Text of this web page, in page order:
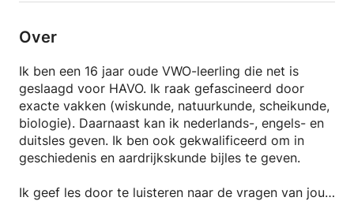
Over
Ik ben een 16 jaar oude VWO-leerling die net is
geslaagd voor HAVO. Ik raak gefascineerd door
exacte vakken (wiskunde, natuurkunde, scheikunde,
biologie). Daarnaast kan ik nederlands-, engels- en
duitsles geven. Ik ben ook gekwalificeerd om in
geschiedenis en aardrijkskunde bijles te geven.
Ik geef les door te luisteren naar de vragen van jou